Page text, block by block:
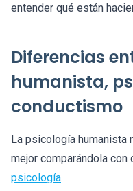
entender qué están
Diferencias
humanista,
conductismo
La psicología humanista
mejor comparándola con
psicología.